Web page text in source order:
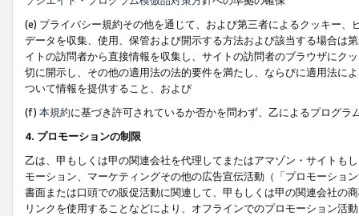
(e) プライバシー規約その他を通じて、および第三者によるクッキー
データを収集、使用、保管および開示する方法および該当する場合は
イトの訪問者から直接情報を収集し、サイトの訪問者のブラウザにク
切に開示し、その他の適用法の法的要件を満たし、ならびに適用法に
ついて情報を提供すること、および
(f) 本規約に基づき許可されているか否かを問わず、乙によるプログ
4. プロモーションの制限
乙は、甲もしくは甲の関連会社を代理してまたはアマゾン・サイトも
モーション、マーケティングその他の広告宣伝活動（「プロモーショ
書面または口頭での販促活動に関連して、甲もしくは甲の関連会社の
リンクを使用することなどにより、オフラインでのプロモーション活